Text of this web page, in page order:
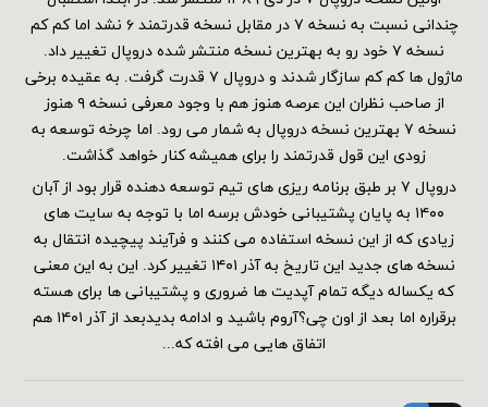
چندانی نسبت به نسخه ۷ در مقابل نسخه قدرتمند ۶ نشد اما کم کم
نسخه ۷ خود رو به بهترین نسخه منتشر شده دروپال تغییر داد.
ماژول ها کم کم سازگار شدند و دروپال ۷ قدرت گرفت. به عقیده برخی
از صاحب نظران این عرصه هنوز هم با وجود معرفی نسخه ۹ هنوز
نسخه ۷ بهترین نسخه دروپال به شمار می رود. اما چرخه توسعه به
زودی این قول قدرتمند را برای همیشه کنار خواهد گذاشت.
دروپال ۷ بر طبق برنامه ریزی های تیم توسعه دهنده قرار بود از آبان
۱۴۰۰ به پایان پشتیبانی خودش برسه اما با توجه به سایت های
زیادی که از این نسخه استفاده می کنند و فرآیند پیچیده انتقال به
نسخه های جدید این تاریخ به آذر ۱۴۰۱ تغییر کرد. این به این معنی
که یکساله دیگه تمام آپدیت ها ضروری و پشتیبانی ها برای هسته
برقراره اما بعد از اون چی؟آروم باشید و ادامه بدیدبعد از آذر ۱۴۰۱ هم
اتفاق هایی می افته که...